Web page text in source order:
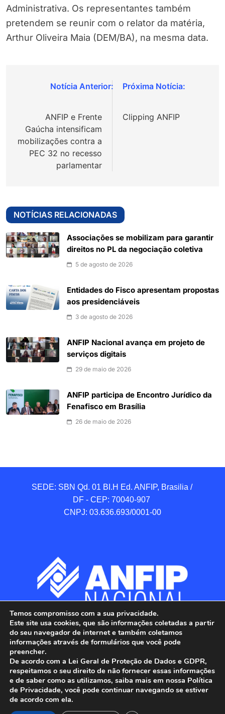
Administrativa. Os representantes também
pretendem se reunir com o relator da matéria,
Arthur Oliveira Maia (DEM/BA), na mesma data.
Navegação
Post
ANFIP e Frente
Gaúcha intensificam
mobilizações contra a
PEC 32 no recesso
parlamentar
Clipping ANFIP
NOTÍCIAS RELACIONADAS
Associações se mobilizam para garantir
direitos no PL da negociação coletiva
5 de agosto de 2026
Entidades do Fisco apresentam propostas
aos presidenciáveis
3 de agosto de 2026
ANFIP Nacional avança em projeto de
serviços digitais
29 de maio de 2026
ANFIP participa de Encontro Jurídico da
Fenafisco em Brasília
26 de maio de 2026
SEDE: SBN Qd. 01 BI.H Ed. ANFIP, Brasilia /
DF - CEP: 70040-907
CNPJ: 03.636.693/0001-00
ANFIP - Associação Nacional dos Auditores
Fiscais da Receita Federal do Brasil.
Temos compromisso com a sua privacidade.
Este site usa cookies, que são informações coletadas a partir
do seu navegador de internet e também coletamos
informações através de formulários que você pode
preencher.
De acordo com a Lei Geral de Proteção de Dados e GDPR,
respeitamos o seu direito de não fornecer essas informações
e de saber como as utilizamos, saiba mais em nossa Política
de Privacidade, você pode continuar navegando se estiver
de acordo com ela.